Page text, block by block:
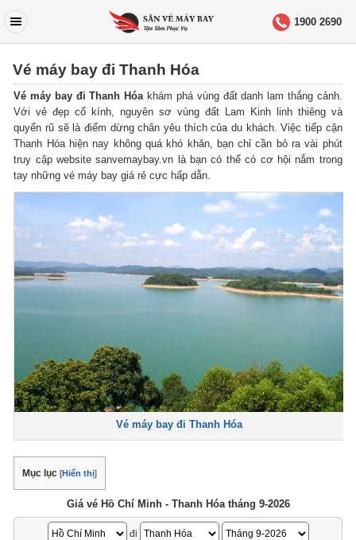
1900 2690
Vé máy bay đi Thanh Hóa
Vé máy bay đi Thanh Hóakhám phá vùng đất danh lam thắng cảnh.
Với vẻ đẹp cổ kính, nguyên sơ vùng đất Lam Kinh linh thiêng và
quyến rũ sẽ là điểm dừng chân yêu thích của du khách. Việc tiếp cận
Thanh Hóa hiện nay không quá khó khăn, bạn chỉ cần bỏ ra vài phút
truy cập website sanvemaybay.vn là bạn có thể có cơ hội nắm trong
tay những vé máy bay giá rẻ cực hấp dẫn.
Vé máy bay đi Thanh Hóa
Mục lục [Hiển thị]
Giá vé Hồ Chí Minh - Thanh Hóa tháng 9-2026
đi